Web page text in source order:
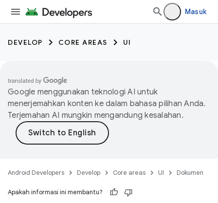
Masuk
DEVELOP CORE AREAS UI
Google menggunakan teknologi AI untuk
menerjemahkan konten ke dalam bahasa pilihan Anda.
Terjemahan AI mungkin mengandung kesalahan.
Android Developers Develop Core areas UI Dokumen
Apakah informasi ini membantu?